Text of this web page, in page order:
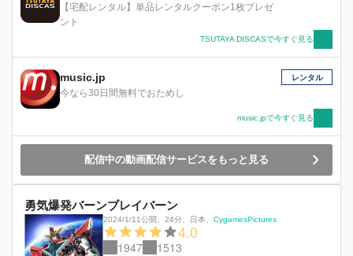
【宅配レンタル】単品レンタルクーポン1枚プレゼ
ント
TSUTAYA DISCASで今すぐ見る
music.jp
今なら30日間無料でおためし
レンタル
music.jpで今すぐ見る
配信中の動画配信サービスをもっと見る
勇気爆発バーンブレイバーン
2024/1/11公開 24分 日本 CygamesPictures
4.0
1947 1513